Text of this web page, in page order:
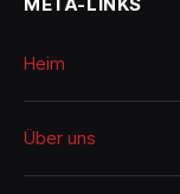
Heim
Über uns